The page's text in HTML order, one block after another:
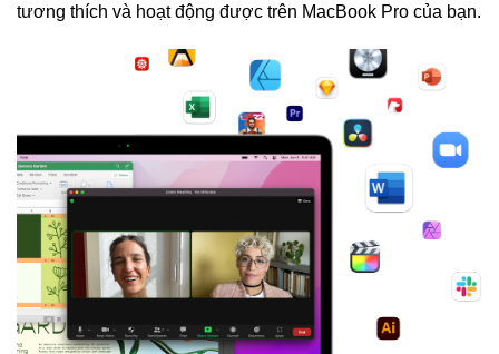
tương thích và hoạt động được trên MacBook Pro của bạn.